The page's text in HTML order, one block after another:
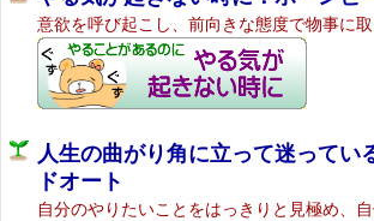
意欲を呼び起こし、前向きな態度で物事に取
人生の曲がり角に立って迷ってい
ドオート
自分のやりたいことをはっきりと見極め、